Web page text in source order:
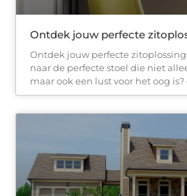
Ontdek jouw perfecte
Ontdek jouw perfecte
naar de perfecte stoel die niet
maar ook een lust voor het oog